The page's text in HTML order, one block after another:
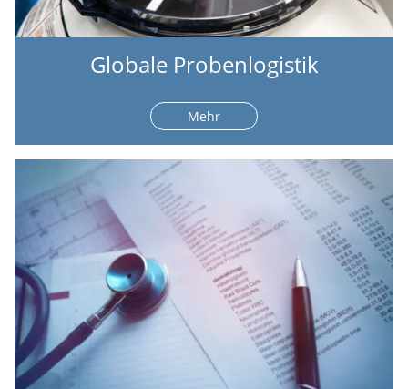
Globale Probenlogistik
Mehr